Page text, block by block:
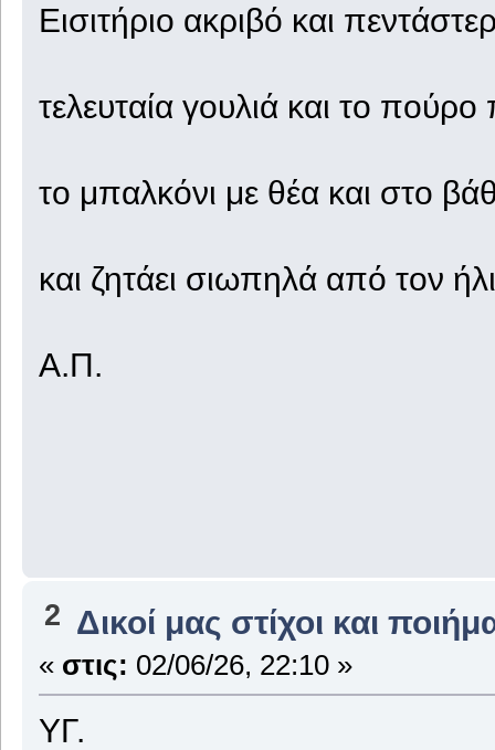
Εισιτήριο ακριβό και
τελευταία γουλιά και το
το μπαλκόνι με θέα και στο
και ζητάει σιωπηλά από τον
Α.Π.
2 Δικοί μας στίχοι και
« στις: 02/06/26, 22:10 »
ΥΓ.